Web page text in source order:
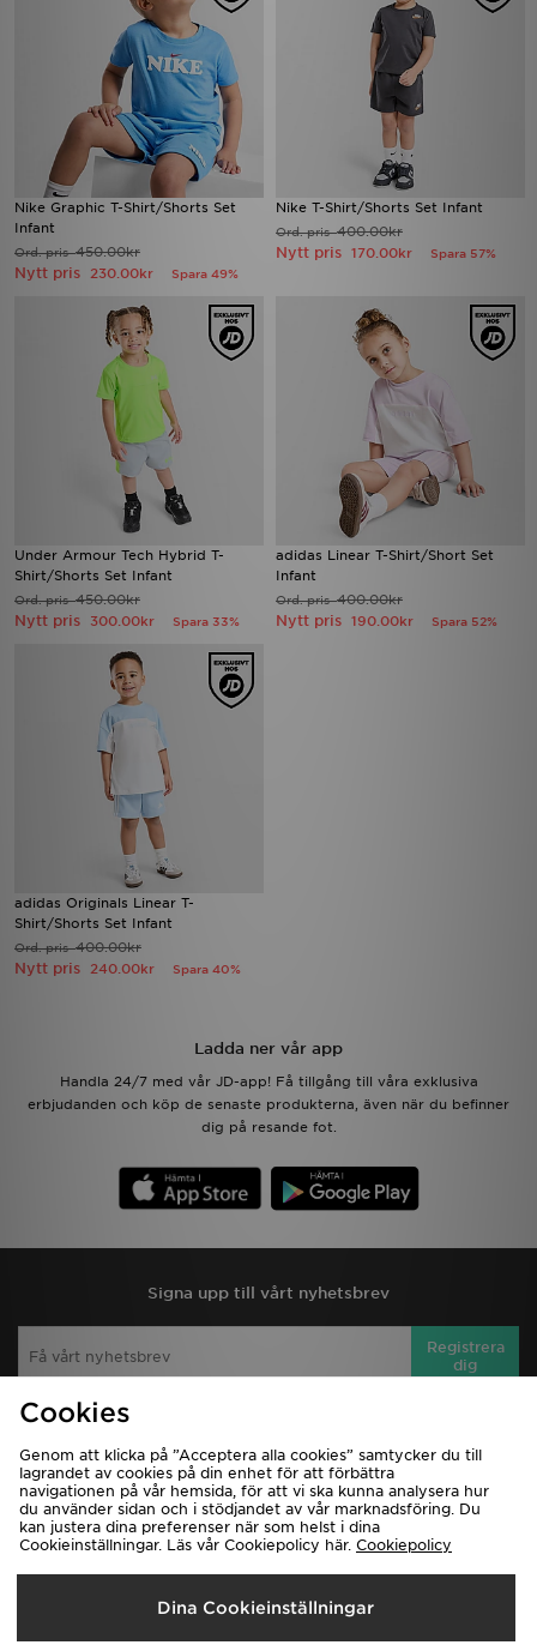
Nike Graphic T-Shirt/Shorts Set
Infant
Ord. pris450.00kr
Nytt pris 230.00kr Spara 49%
Nike T-Shirt/Shorts Set Infant
Ord. pris400.00kr
Nytt pris 170.00kr Spara 57%
Under Armour Tech Hybrid T-
Shirt/Shorts Set Infant
Ord. pris450.00kr
Nytt pris 300.00kr Spara 33%
adidas Linear T-Shirt/Short Set
Infant
Ord. pris400.00kr
Nytt pris 190.00kr Spara 52%
adidas Originals Linear T-
Shirt/Shorts Set Infant
Ord. pris400.00kr
Nytt pris 240.00kr Spara 40%
Ladda ner vår app
Handla 24/7 med vår JD-app! Få tillgång till våra exklusiva
erbjudanden och köp de senaste produkterna, även när du befinner
dig på resande fot.
Signa upp till vårt nyhetsbrev
Registrera
dig
Visa JD Sports hemsida för PC
Ladda ner appen
Hitta butik
Hjälp & Kontakt
Spåra min beställning
Cookies
Genom att klicka på ”Acceptera alla cookies” samtycker du till
lagrandet av cookies på din enhet för att förbättra
navigationen på vår hemsida, för att vi ska kunna analysera hur
du använder sidan och i stödjandet av vår marknadsföring. Du
kan justera dina preferenser när som helst i dina
Cookieinställningar. Läs vår Cookiepolicy här. Cookiepolicy
Dina Cookieinställningar